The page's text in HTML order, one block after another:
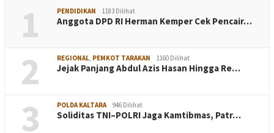
1 PENDIDIKAN 1183 Dilihat
Anggota DPD RI Herman Kemper Cek Pencair…
2 REGIONAL PEMKOT TARAKAN 1160 Dilihat
Jejak Panjang Abdul Azis Hasan Hingga Re…
3 POLDA KALTARA 946 Dilihat
Soliditas TNI–POLRI Jaga Kamtibmas, Patr…